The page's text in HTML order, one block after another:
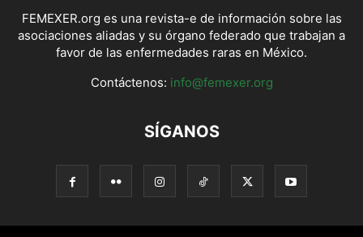
FEMEXER.org es una revista-e de información sobre las
asociaciones aliadas y su órgano federado que trabajan a
favor de las enfermedades raras en México.
Contáctenos: info@femexer.org
SÍGANOS